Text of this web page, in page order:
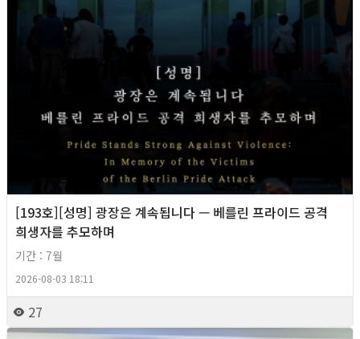
[193호][성명] 광장은 계속됩니다 — 베를린 프라이드 공격
희생자를 추모하며
기간 : 7월
2026-08-03 18:11
27